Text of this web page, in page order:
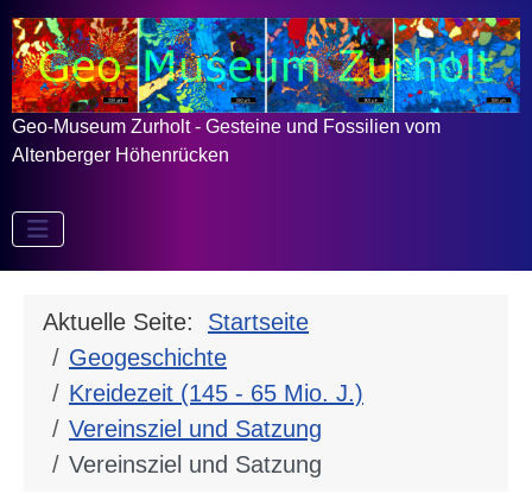
Geo-Museum Zurholt - Gesteine und Fossilien vom
Altenberger Höhenrücken
Aktuelle Seite: Startseite
Geogeschichte
Kreidezeit (145 - 65 Mio. J.)
Vereinsziel und Satzung
Vereinsziel und Satzung